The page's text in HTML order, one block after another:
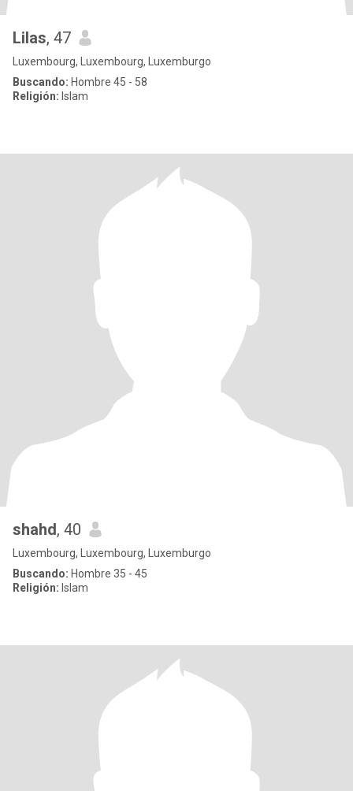
Lilas, 47
Luxembourg, Luxembourg, Luxemburgo
Buscando: Hombre 45 - 58
Religión: Islam
shahd, 40
Luxembourg, Luxembourg, Luxemburgo
Buscando: Hombre 35 - 45
Religión: Islam